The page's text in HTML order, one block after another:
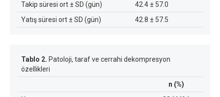
Takip süresi ort ± SD (gün)
42.4 ± 57.0
Yatış süresi ort ± SD (gün)
42.8 ± 57.5
Tablo 2. Patoloji, taraf ve cerrahi dekompresyon
özellikleri
n (%)